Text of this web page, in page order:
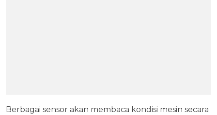
Berbagai sensor akan membaca kondisi mesin secara